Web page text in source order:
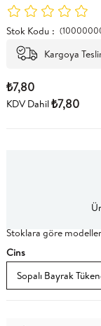
Stok Kodu
Kargoya
₺7,80
KDV Dahil₺7,80
Stoklara göre
Cins